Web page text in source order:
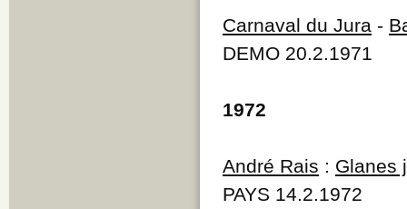
Carnaval du Jura -
DEMO 20.2.1971
1972
André Rais : Glanes
PAYS 14.2.1972